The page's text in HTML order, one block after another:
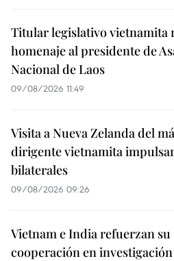
Titular legislativo vietnamita
homenaje al presidente de
Nacional de Laos
09/08/2026 11:49
Visita a Nueva Zelanda del
dirigente vietnamita
bilaterales
09/08/2026 09:26
Vietnam e India refuerzan su
cooperación en